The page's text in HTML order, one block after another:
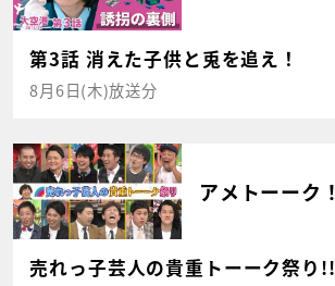
第3話 消えた子供と兎を追え！
8月6日(木)放送分
アメトーーク！
売れっ子芸人の貴重トーーク祭り!!